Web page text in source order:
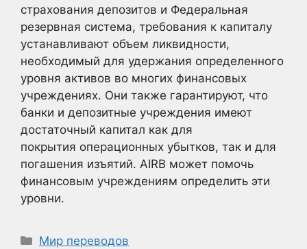
страхования депозитов и Федеральная
резервная система, требования к капиталу
устанавливают объем ликвидности,
необходимый для удержания определенного
уровня активов во многих финансовых
учреждениях. Они также гарантируют, что
банки и депозитные учреждения имеют
достаточный капитал как для
покрытия операционных убытков, так и для
погашения изъятий. AIRB может помочь
финансовым учреждениям определить эти
уровни.
Рубрики
Мир переводов